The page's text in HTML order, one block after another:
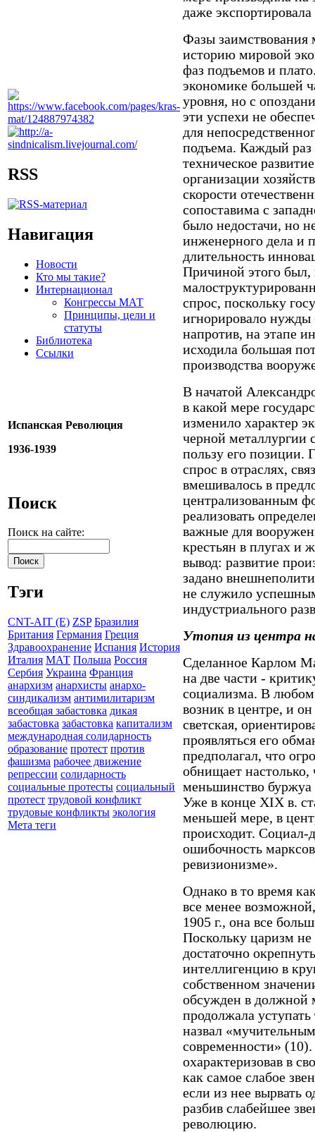
RSS
Навигация
Новости
Кто мы такие?
Интернационал
Конгрессы МАТ
Принципы, цели и
статуты
Библиотека
Ссылки
Испанская Революция
1936-1939
Поиск
Поиск на сайте:
Тэги
CNT-AIT (E) ZSP Бразилия
Британия Германия Греция
Здравоохранение Испания История
Италия МАТ Польша Россия
Сербия Украина Франция
анархизм анархисты анархо-
синдикализм антимилитаризм
всеобщая забастовка дикая
забастовка забастовка капитализм
международная солидарность
образование протест против
фашизма рабочее движение
репрессии солидарность
социальные протесты социальный
протест трудовой конфликт
трудовые конфликты экология
Мета теги
даже экспортировала
Фазы заимствования
историю мировой
фаз подъемов и
экономике большей
уровня, но с
эти успехи не
для
подъема. Каждый раз
техническое
организации
скорости
сопоставима с
было недостачи, но
инженерного дела и
длительность
Причиной этого был,
спрос, поскольку
игнорировало нужды
напротив, на этапе
исходила большая
производства
В начатой
в какой мере
изменило характер
черной металлургии
пользу его позиции.
спрос в отраслях,
вмешивалось в
централизованным
реализовать
важные для
крестьян в плугах и
вывод: развитие
задано
не служило
индустриального
Утопия из центра
Сделанное Карлом
на две части -
социализма. В любом
возник в центре, и
светская,
проявляться его
предполагал, что
обнищает настолько,
меньшинство
Уже в конце XIX в.
меньшей мере, в
происходит. Социал-
ошибочность
ревизионизме».
Однако в то время
все менее
1905 г., она все
Поскольку царизм
достаточно
интеллигенцию в
собственном
обсужден в должной
продолжала
назвал
современности»
охарактеризовав в
как самое слабое
если из нее вырвать
разбив слабейшее
революцию.